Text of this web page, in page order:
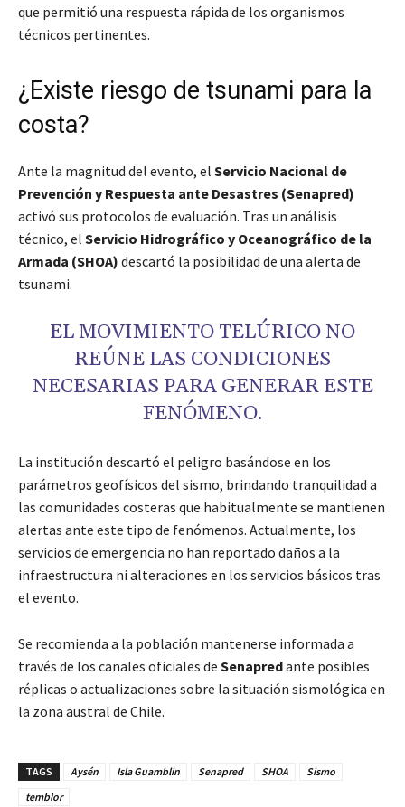
que permitió una respuesta rápida de los organismos
técnicos pertinentes.
¿Existe riesgo de tsunami para la
costa?
Ante la magnitud del evento, el Servicio Nacional de
Prevención y Respuesta ante Desastres (Senapred)
activó sus protocolos de evaluación. Tras un análisis
técnico, el Servicio Hidrográfico y Oceanográfico de la
Armada (SHOA) descartó la posibilidad de una alerta de
tsunami.
EL MOVIMIENTO TELÚRICO NO
REÚNE LAS CONDICIONES
NECESARIAS PARA GENERAR ESTE
FENÓMENO.
La institución descartó el peligro basándose en los
parámetros geofísicos del sismo, brindando tranquilidad a
las comunidades costeras que habitualmente se mantienen
alertas ante este tipo de fenómenos. Actualmente, los
servicios de emergencia no han reportado daños a la
infraestructura ni alteraciones en los servicios básicos tras
el evento.
Se recomienda a la población mantenerse informada a
través de los canales oficiales de Senapredante posibles
réplicas o actualizaciones sobre la situación sismológica en
la zona austral de Chile.
TAGS Aysén Isla Guamblin Senapred SHOA
Sismo
temblor